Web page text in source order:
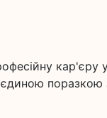
кар'єру
єдиною